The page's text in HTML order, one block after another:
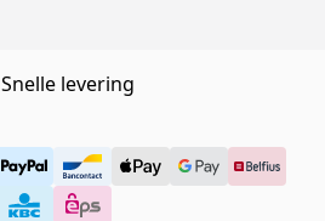
Snelle levering